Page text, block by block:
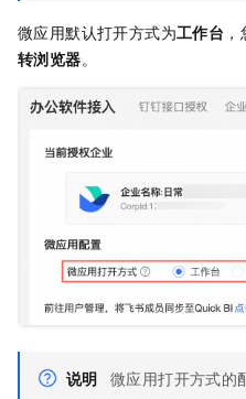
微应用默认打开方式为工作台
转浏览器。
说明 微应用打开方式的